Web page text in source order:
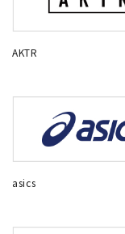
AKTR
asics